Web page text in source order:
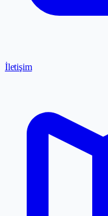
İletişim